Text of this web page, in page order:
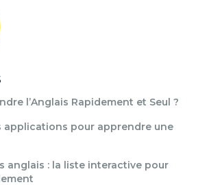
l’Anglais Rapidement et Seul ?
applications pour apprendre une
anglais : la liste interactive pour